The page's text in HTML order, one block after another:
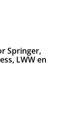
Springer,
LWW en